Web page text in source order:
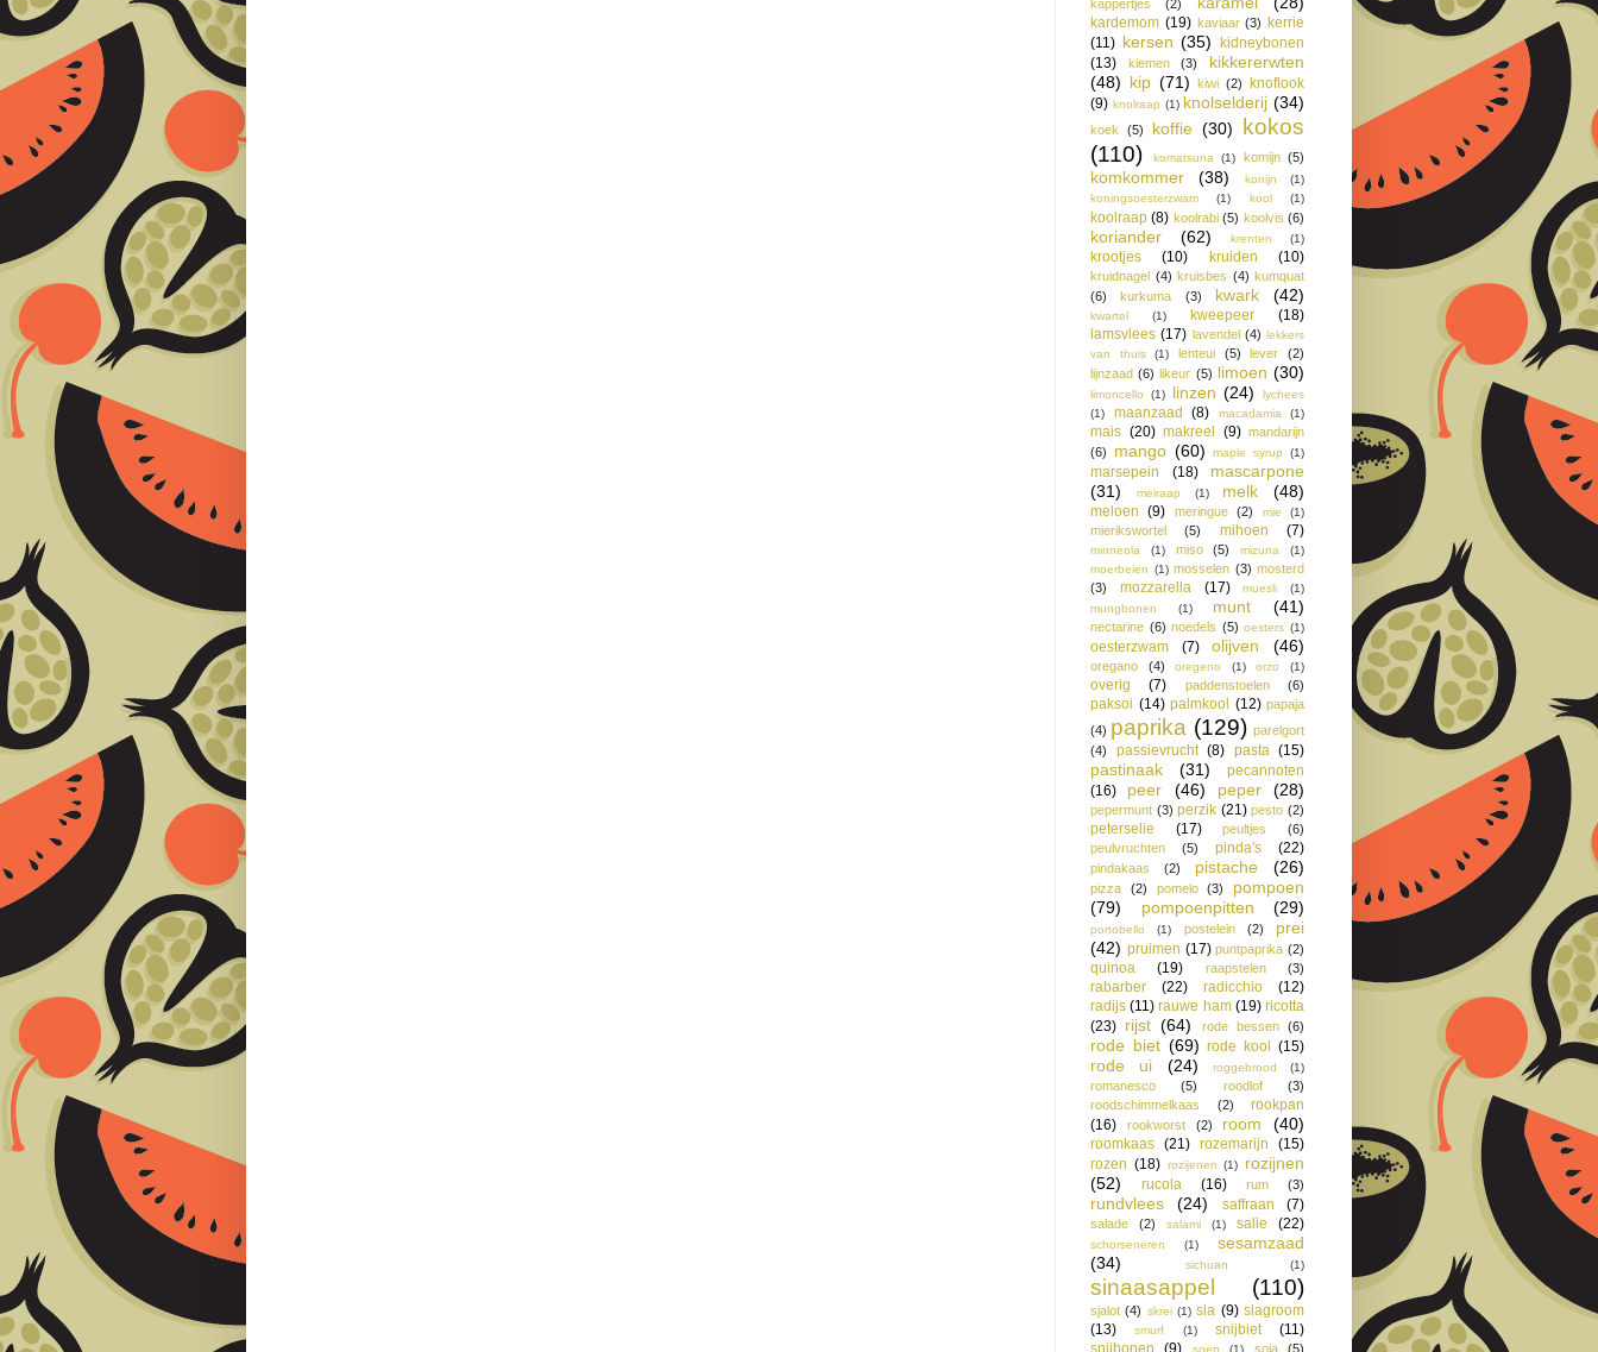
kappertjes (2)
kardemom (19) kaviaar (3) kerrie
(11) kersen (35) kidneybonen
(13)
kiemen (3)
kikkererwten
(48) kip (71) kiwi (2) knoflook
(9) knolraap (1) knolselderij (34)
koek (5) koffie (30)
kokos
(110)
komatsuna (1) komijn (5)
komkommer (38) konijn
(1)
koningsoesterzwam
(1) kool (1)
koolraap (8) koolrabi (5) koolvis (6)
koriander (62) krenten (1)
krootjes (10) kruiden (10)
kruidnagel (4) kruisbes (4) kumquat
(6)
kurkuma (3) kwark (42)
kwartel (1) kweepeer
(18)
lamsvlees (17) lavendel (4) lekkers
van thuis
(1) lenteui (5) lever
(2)
lijnzaad (6) likeur (5) limoen (30)
limoncello (1) linzen (24)
lychees
(1)
maanzaad (8) macadamia (1)
mais (20) makreel (9) mandarijn
(6)
mango (60) maple syrup (1)
marsepein (18)
mascarpone
(31)
meiraap (1) melk (48)
meloen (9) meringue (2) mie (1)
mierikswortel (5) mihoen (7)
minneola (1) miso (5) mizuna
(1)
moerbeien (1) mosselen (3) mosterd
(3)
mozzarella (17) muesli
(1)
mungbonen
(1) munt (41)
nectarine (6) noedels (5) oesters (1)
oesterzwam (7) olijven (46)
oregano (4) oregeno (1) orzo (1)
overig (7) paddenstoelen (6)
paksoi (14) palmkool (12) papaja
(4) paprika (129) parelgort
(4)
passievrucht (8) pasta (15)
pastinaak (31)
pecannoten
(16)
peer (46) peper (28)
pepermunt (3) perzik (21) pesto (2)
peterselie (17) peultjes
(6)
peulvruchten
(5) pinda's (22)
pindakaas (2) pistache (26)
pizza (2) pomelo (3)
pompoen
(79)
pompoenpitten (29)
portobello (1) postelein (2)
prei
(42) pruimen (17) puntpaprika (2)
quinoa (19) raapstelen (3)
rabarber (22) radicchio
(12)
radijs (11) rauwe ham (19) ricotta
(23) rijst (64) rode bessen (6)
rode biet (69) rode kool (15)
rode ui (24) roggebrood (1)
romanesco (5) roodlof
(3)
roodschimmelkaas
(2)
rookpan
(16)
rookworst (2) room (40)
roomkaas (21) rozemarijn
(15)
rozen (18) rozijenen (1)
rozijnen
(52)
rucola (16) rum (3)
rundvlees (24) saffraan (7)
salade (2) salami (1) salie (22)
schorseneren (1)
sesamzaad
(34)
sichuan (1)
sinaasappel (110)
sjalot (4) skrei (1) sla (9) slagroom
(13)
smurf (1) snijbiet
(11)
snijbonen
(9) soep (1) soja (5)